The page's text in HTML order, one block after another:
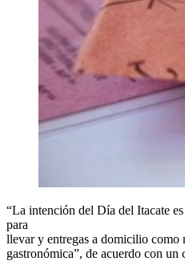
“La intención del Día del Itacate
para
llevar y entregas a domicilio como
gastronómica”, de acuerdo con un